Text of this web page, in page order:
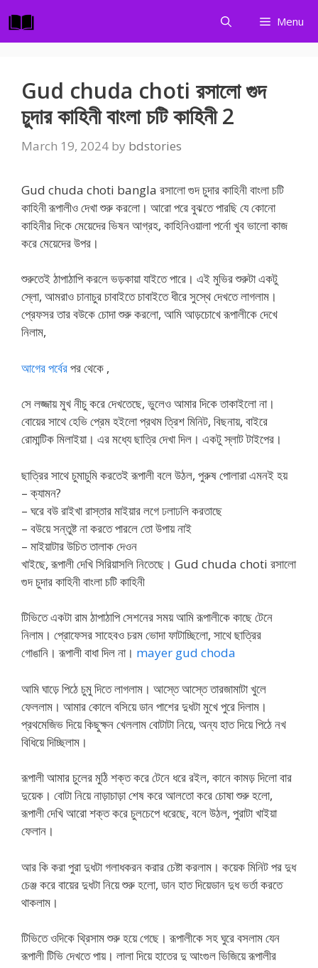
to
content
Menu
Gud chuda choti রসালো গুদ
চুদার কাহিনী বাংলা চটি কাহিনী 2
March 19, 2024 by bdstories
Gud chuda choti bangla রসালো গুদ চুদার কাহিনী বাংলা চটি
কাহিনী রূপালীও দেখা শুরু করলো। আরো পরে বুঝতে পারছি যে কোনো
কাহিনীর দিকে মেয়েদের ভিষন আগ্রহ, কাহিনিওয়ালা পর্নো খুব ভালো কাজ
করে মেয়েদের উপর।
শুরুতেই ঠাপাঠাপি করলে ভড়কায়া যাইতে পারে। এই মুভির শুরুটা একটু
স্লো, আমরাও চানাচুর চাবাইতে চাবাইতে ধীরে সুস্থে দেখতে লাগলাম।
প্রেফসর তার বউকে চোদা শুরু করলো, আমি আড়চোখে রূপালীকে দেখে
নিলাম,
আগের পর্বেরপর থেকে ,
সে লজ্জায় মুখ নীচু করে দেখতেছে, ভুলেও আমার দিকে তাকাইলো না।
বোয়ের সাথে হেভি প্রেম হইলো প্রথম ত্রিশ মিনিট, বিছনায়, বাইরে
রোমান্টিক মিলাইয়া। এর মধ্যে ছাত্রি দেখা দিল। একটু স্লাট টাইপের।
ছাত্রির সাথে চুমাচুমি করতেই রূপালী বলে উঠল, পুরুষ পোলারা এমনই হয়
– ক্যামন?
– ঘরে বউ রাইখা রাস্তার মাইয়ার লগে ঢলাঢলি করতাছে
– বউয়ে সন্তুষ্ট না করতে পারলে তো উপায় নাই
– মাইয়াটার উচিত তালাক দেওন
খাইছে, রূপালী দেখি সিরিয়াসলি নিতেছে। Gud chuda choti রসালো
গুদ চুদার কাহিনী বাংলা চটি কাহিনী
টিভিতে একটা রাম ঠাপাঠাপি সেশনের সময় আমি রূপালীকে কাছে টেনে
নিলাম। প্রোফেসর সাহেবও চরম ভোদা ফাটাচ্ছিলো, সাথে ছাত্রির
গোঙানি। রূপালী বাধা দিল না। mayer gud choda
আমি ঘাড়ে পিঠে চুমু দিতে লাগলাম। আস্তে আস্তে তারজামাটা খুলে
ফেললাম। আমার কোলে বসিয়ে ডান পাশের দুধটা মুখে পুরে দিলাম।
প্রথমেজিভ দিয়ে কিছুক্ষন খেললাম বোটাটা নিয়ে, অন্য হাত দিয়ে পিঠে নখ
বিধিয়ে দিচ্ছিলাম।
রূপালী আমার চুলের মুঠি শক্ত করে টেনে ধরে রইল, কানে কামড় দিলো বার
দুয়েক। বোটা নিয়ে নাড়াচাড়া শেষ করে আলতো করে চোষা শুরু হলো,
রূপালী দেখি আরো শক্ত করে চুলচেপে ধরেছে, বলে উঠল, পুরাটা খাইয়া
ফেলান।
আর কি করা পুরা দুধটা গলাধকরন করার চেষ্টা করলাম। কয়েক মিনিট পর দুধ
চেঞ্জ করে বায়ের দুধটা নিয়ে শুরু হলো, ডান হাত দিয়েডান দুধ ভর্তা করতে
থাকলাম।
টিভিতে ওদিকে থ্রিসাম শুরু হয়ে গেছে। রূপালীকে সহ ঘুরে বসলাম যেন
রূপালী টিভি দেখতে পায়। লালা দিয়ে হাতের দু আংগুল ভিজিয়ে রূপালীর